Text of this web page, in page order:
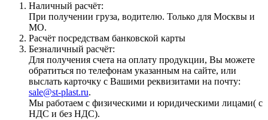
Наличный расчёт:
При получении груза, водителю. Только для Москвы и
МО.
Расчёт посредствам банковской карты
Безналичный расчёт:
Для получения счета на оплату продукции, Вы можете
обратиться по телефонам указанным на сайте, или
выслать карточку с Вашими реквизитами на почту:
sale@st-plast.ru.
Мы работаем с физическими и юридическими лицами( с
НДС и без НДС).